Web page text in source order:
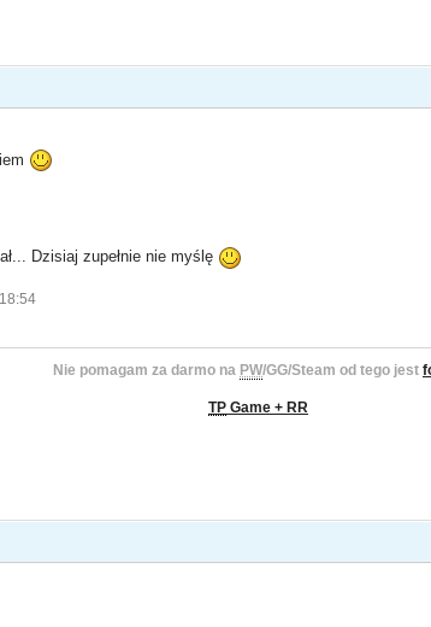
Dzisiaj zupełnie nie myślę
Nie pomagam za darmo na PW/GG/Steam od tego jest
TP Game + RR